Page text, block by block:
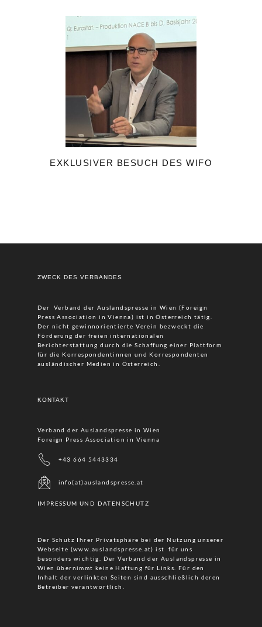
EXKLUSIVER BESUCH DES WIFO
ZWECK DES VERBANDES
Der Verband der Auslandspresse in Wien (Foreign
Press Association in Vienna) ist in Österreich tätig.
Der nicht gewinnorientierte Verein bezweckt die
Förderung der freien internationalen
Berichterstattung durch die Schaffung einer Plattform
für die Korrespondentinnen und Korrespondenten
ausländischer Medien in Österreich.
KONTAKT
Verband der Auslandspresse in Wien
Foreign Press Association in Vienna
+43 664 5443334
info(at)auslandspresse.at
IMPRESSUM UND DATENSCHUTZ
Der Schutz Ihrer Privatsphäre bei der Nutzung unserer
Webseite (www.auslandspresse.at) ist für uns
besonders wichtig. Der Verband der Auslandspresse in
Wien übernimmt keine Haftung für Links. Für den
Inhalt der verlinkten Seiten sind ausschließlich deren
Betreiber verantwortlich.